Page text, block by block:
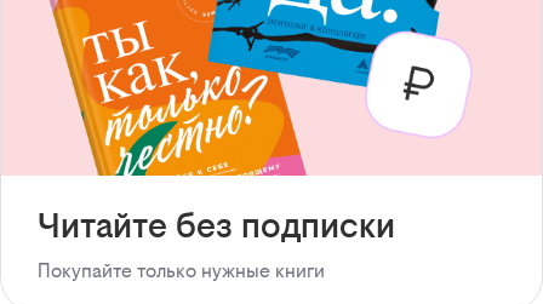
Читайте без подписки
Покупайте только нужные книги